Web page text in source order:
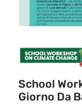
School
Giorno Da